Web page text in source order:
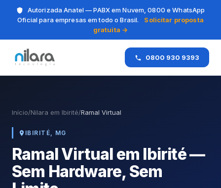
Autorizada Anatel — PABX em Nuvem, 0800 e WhatsApp
Oficial para empresas em todo o Brasil.
Solicitar proposta
gratuita →
0800 930 9393
Início/Nilara em Ibirité/Ramal Virtual
IBIRITÉ, MG
Ramal Virtual em Ibirité —
Sem Hardware, Sem